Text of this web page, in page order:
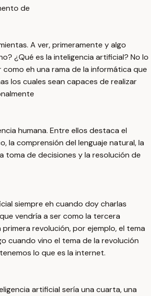
de
A ver, primeramente y algo
¿Qué es la inteligencia artificial? No lo
eh una rama de la informática que
los cuales sean capaces de realizar
humana. Entre ellos destaca el
la comprensión del lenguaje natural, la
toma de decisiones y la resolución de
siempre eh cuando doy charlas
vendría a ser como la tercera
primera revolución, por ejemplo, el tema
cuando vino el tema de la revolución
lo que es la internet.
artificial sería una cuarta, una